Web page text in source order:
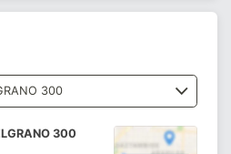
un doctor?
300